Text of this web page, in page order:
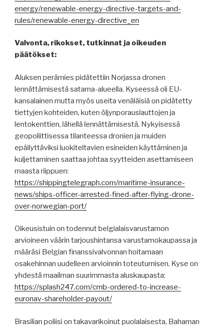
energy/renewable-energy-directive-targets-and-
rules/renewable-energy-directive_en
Valvonta, rikokset, tutkinnat ja oikeuden
päätökset:
Aluksen perämies pidätettiin Norjassa dronen
lennättämisestä satama-alueella. Kyseessä oli EU-
kansalainen mutta myös useita venäläisiä on pidätetty
tiettyjen kohteiden, kuten öljynporauslauttojen ja
lentokenttien, lähellä lennättämisestä. Nykyisessä
geopoliittisessa tilanteessa dronien ja muiden
epäilyttäviksi luokiteltavien esineiden käyttäminen ja
kuljettaminen saattaa johtaa syytteiden asettamiseen
maasta riippuen:
https://shippingtelegraph.com/maritime-insurance-
news/ships-officer-arrested-fined-after-flying-drone-
over-norwegian-port/
Oikeusistuin on todennut belgialaisvarustamon
arvioineen väärin tarjoushintansa varustamokaupassa ja
määräsi Belgian finanssivalvonnan hoitamaan
osakehinnan uudelleen arvioinnin toteutumisen. Kyse on
yhdestä maailman suurimmasta aluskaupasta:
https://splash247.com/cmb-ordered-to-increase-
euronav-shareholder-payout/
Brasilian poliisi on takavarikoinut puolalaisesta, Bahaman